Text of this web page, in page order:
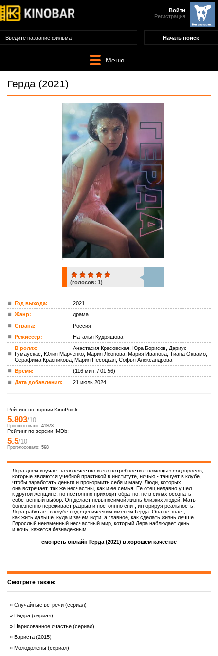
Войти
Регистрация
Меню
Герда (2021)
ком.
(голосов: 1)
Год выхода:
2021
Жанр:
драма
Страна:
Россия
Режиссер:
Наталья Кудряшова
В ролях:
Анастасия Красовская, Юра Борисов, Дариус
Гумаускас, Юлия Марченко, Мария Леонова, Мария Иванова, Тиана Оквамо,
Серафима Красникова, Мария Песоцкая, Софья Александрова
Время:
(116 мин. / 01:56)
Дата добавления:
21 июль 2024
Рейтинг по версии KinoPoisk:
5.803/10
Проголосовало: 41973
Рейтинг по версии IMDb:
5.5/10
Проголосовало: 568
Лера днем изучает человечество и его потребности с помощью соцопросов,
которые являются учебной практикой в институте, ночью - танцует в клубе,
чтобы заработать деньги и прокормить себя и маму. Люди, которых
она встречает, так же несчастны, как и ее семья. Ее отец недавно ушел
к другой женщине, но постоянно приходит обратно, не в силах осознать
собственный выбор. Он делает невыносимой жизнь близких людей. Мать
болезненно переживает разрыв и постоянно спит, игнорируя реальность.
Лера работает в клубе под сценическим именем Герда. Она не знает,
как жить дальше, куда и зачем идти, а главное, как сделать жизнь лучше.
Взрослый неизменный несчастный мир, который Лера наблюдает день
и ночь, кажется безнадежным.
смотреть онлайн Герда (2021) в хорошем качестве
Смотрите также:
Случайные встречи (сериал)
Выдра (сериал)
Нарисованное счастье (сериал)
Бариста (2015)
Молодожены (сериал)